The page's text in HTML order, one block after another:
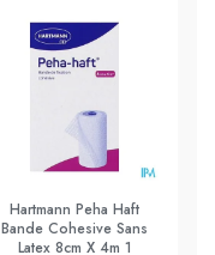
Hartmann Peha Haft
Bande Cohesive Sans
Latex 8cm X 4m 1